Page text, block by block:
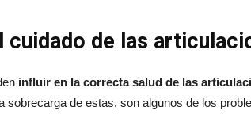
cuidado de las
influir en la correcta salud de las
sobrecarga de estas, son algunos de los